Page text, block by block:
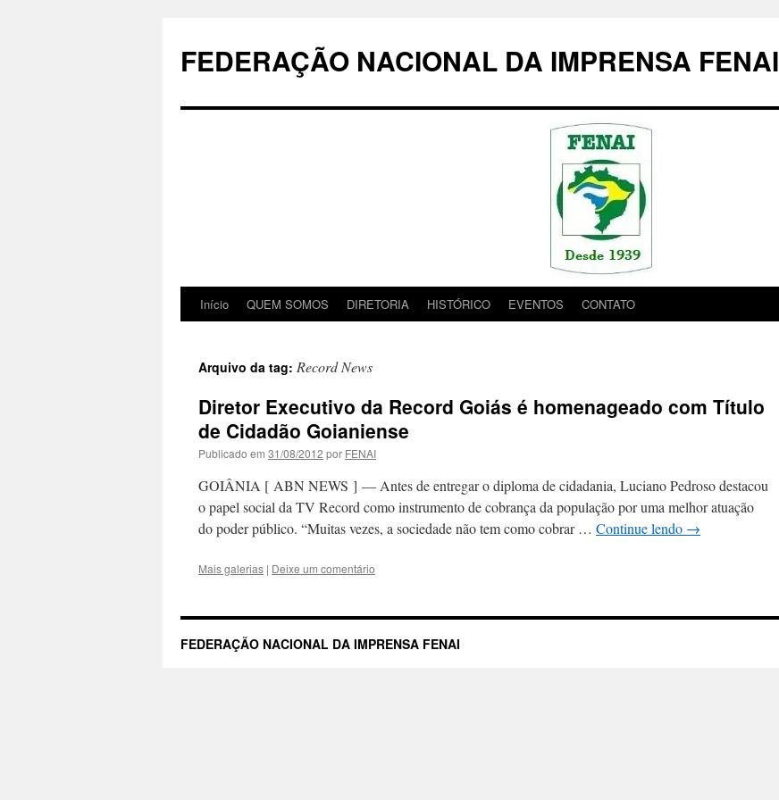
conteúdo
FEDERAÇÃO NACIONAL DA IMPRENSA FENAI
Início QUEM SOMOS DIRETORIA HISTÓRICO EVENTOS CONTATO
Arquivo da tag: Record News
Diretor Executivo da Record Goiás é homenageado com Título
de Cidadão Goianiense
Publicado em 31/08/2012 por FENAI
GOIÂNIA [ ABN NEWS ] — Antes de entregar o diploma de cidadania, Luciano Pedroso destacou
o papel social da TV Record como instrumento de cobrança da população por uma melhor atuação
do poder público. “Muitas vezes, a sociedade não tem como cobrar … Continue lendo →
Mais galerias | Deixe um comentário
FEDERAÇÃO NACIONAL DA IMPRENSA FENAI